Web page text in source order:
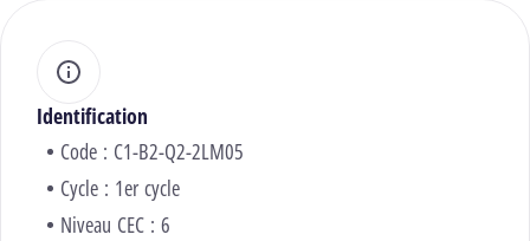
Identification
Code : C1-B2-Q2-2LM05
Cycle : 1er cycle
Niveau CEC : 6